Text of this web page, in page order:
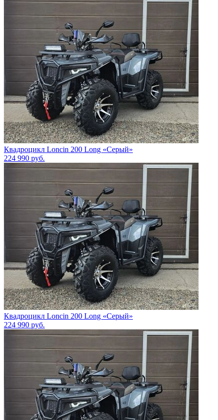
Квадроцикл Loncin 200 Long «Серый»
224 990 руб.
Квадроцикл Loncin 200 Long «Серый»
224 990 руб.